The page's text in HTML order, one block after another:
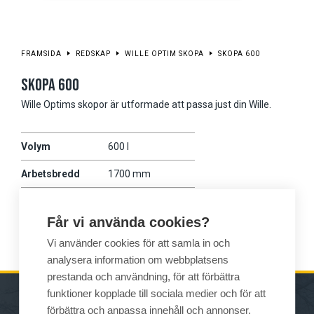
FRAMSIDA REDSKAP WILLE OPTIM SKOPA SKOPA 600
SKOPA 600
Wille Optims skopor är utformade att passa just din Wille.
Volym 600 l
Arbetsbredd 1700 mm
475
Får vi använda cookies?
Vi använder cookies för att samla in och
analysera information om webbplatsens
prestanda och användning, för att förbättra
funktioner kopplade till sociala medier och för att
förbättra och anpassa innehåll och annonser.